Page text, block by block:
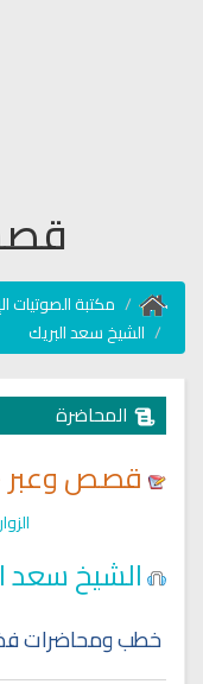
مكتبة الصوتيات
الشيخ سعد البريك
المحاضرة
قصص وعبر -
الزوار
الشيخ سعد
خطب ومحاضرات